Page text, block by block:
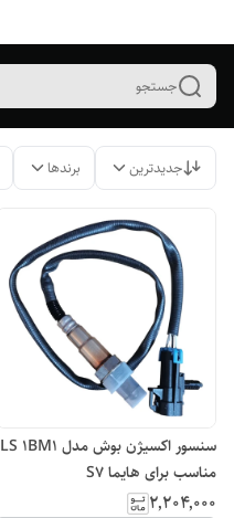
جستجو
جدیدترین برندها
سنسور اکسیژن بوش مدل LS 1BM1
مناسب برای هایما S7
۲٬۲۰۴٬۰۰۰